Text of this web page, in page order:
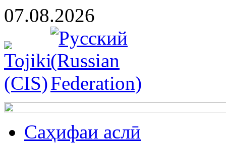
07.08.2026
Cаҳифаи аслӣ